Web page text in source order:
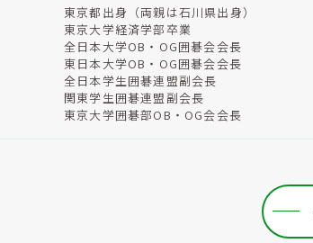
東京都出身（両親は石川県出身）
東京大学経済学部卒業
全日本大学OB・OG囲碁会会長
東日本大学OB・OG囲碁会会長
全日本学生囲碁連盟副会長
関東学生囲碁連盟副会長
東京大学囲碁部OB・OG会会長